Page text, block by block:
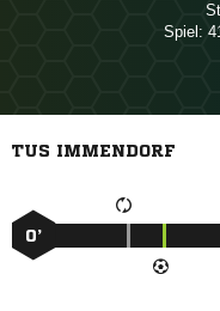
Spiel:
TUS IMMENDORF
0’